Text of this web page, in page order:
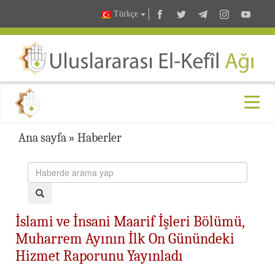
Türkçe
Ana sayfa » Haberler
İslami ve İnsani Maarif İşleri Bölümü,
Muharrem Ayının İlk On Günündeki
Hizmet Raporunu Yayınladı